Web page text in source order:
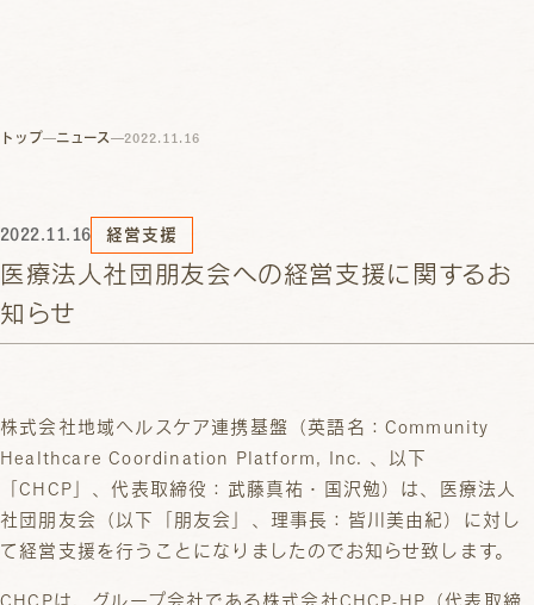
トップ ニュース 2022.11.16
2022.11.16 経営支援
医療法人社団朋友会への経営支援に関するお
知らせ
株式会社地域ヘルスケア連携基盤（英語名：Community
Healthcare Coordination Platform, Inc. 、以下
「CHCP」、代表取締役：武藤真祐・国沢勉）は、医療法人
社団朋友会（以下「朋友会」、理事長：皆川美由紀）に対し
て経営支援を行うことになりましたのでお知らせ致します。